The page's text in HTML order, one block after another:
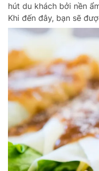
hút du khách bởi nền
Khi đến đây, bạn sẽ